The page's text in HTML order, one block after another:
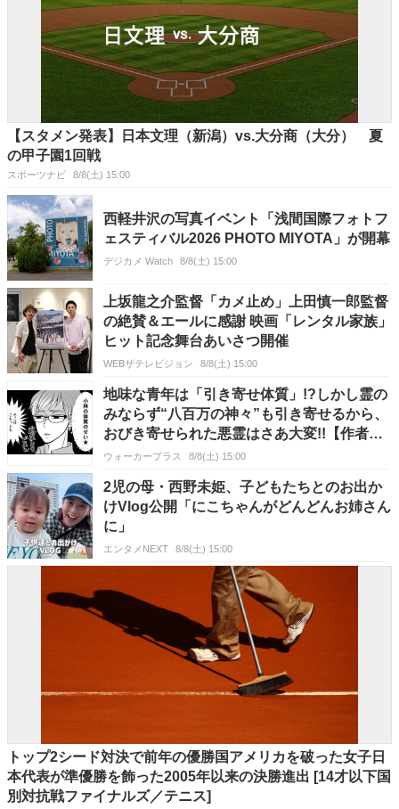
【スタメン発表】日本文理（新潟）vs.大分商（大分） 夏
の甲子園1回戦
スポーツナビ 8/8(土) 15:00
西軽井沢の写真イベント「浅間国際フォトフ
ェスティバル2026 PHOTO MIYOTA」が開幕
デジカメ Watch 8/8(土) 15:00
上坂龍之介監督「カメ止め」上田慎一郎監督
の絶賛＆エールに感謝 映画「レンタル家族」
ヒット記念舞台あいさつ開催
WEBザテレビジョン 8/8(土) 15:00
地味な青年は「引き寄せ体質」!?しかし霊の
みならず“八百万の神々”も引き寄せるから、
おびき寄せられた悪霊はさあ大変!!【作者に
聞く】
ウォーカープラス 8/8(土) 15:00
2児の母・西野未姫、子どもたちとのお出か
けVlog公開「にこちゃんがどんどんお姉さん
に」
エンタメNEXT 8/8(土) 15:00
トップ2シード対決で前年の優勝国アメリカを破った女子日
本代表が準優勝を飾った2005年以来の決勝進出 [14才以下国
別対抗戦ファイナルズ／テニス]